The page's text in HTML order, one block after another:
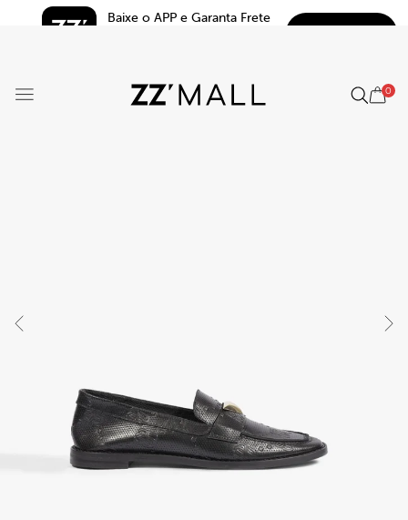
Baixe o APP e Garanta Frete
0